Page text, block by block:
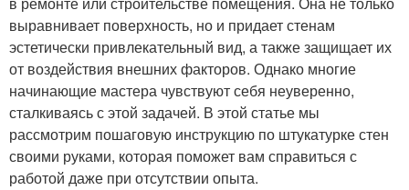
выравнивает поверхность, но и придает стенам
эстетически привлекательный вид, а также защищает их
от воздействия внешних факторов. Однако многие
начинающие мастера чувствуют себя неуверенно,
сталкиваясь с этой задачей. В этой статье мы
рассмотрим пошаговую инструкцию по штукатурке стен
своими руками, которая поможет вам справиться с
работой даже при отсутствии опыта.